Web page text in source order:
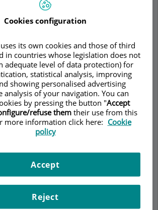
ANDROLOGÍA
EquipoContactoDatos de interés
Pedir cita
de Peyronie –
de pene
de Peyronie (ELP) es una
del pene de origen
Cookies configuration
its own cookies and those of third
in countries whose legislation does not
adequate level of data protection) for
statistical analysis, improving
showing personalised advertising
analysis of your navigation. You can
by pressing the button "Accept
refuse themtheir use from this
more information click here: Cookie
policy
Reject
Accept